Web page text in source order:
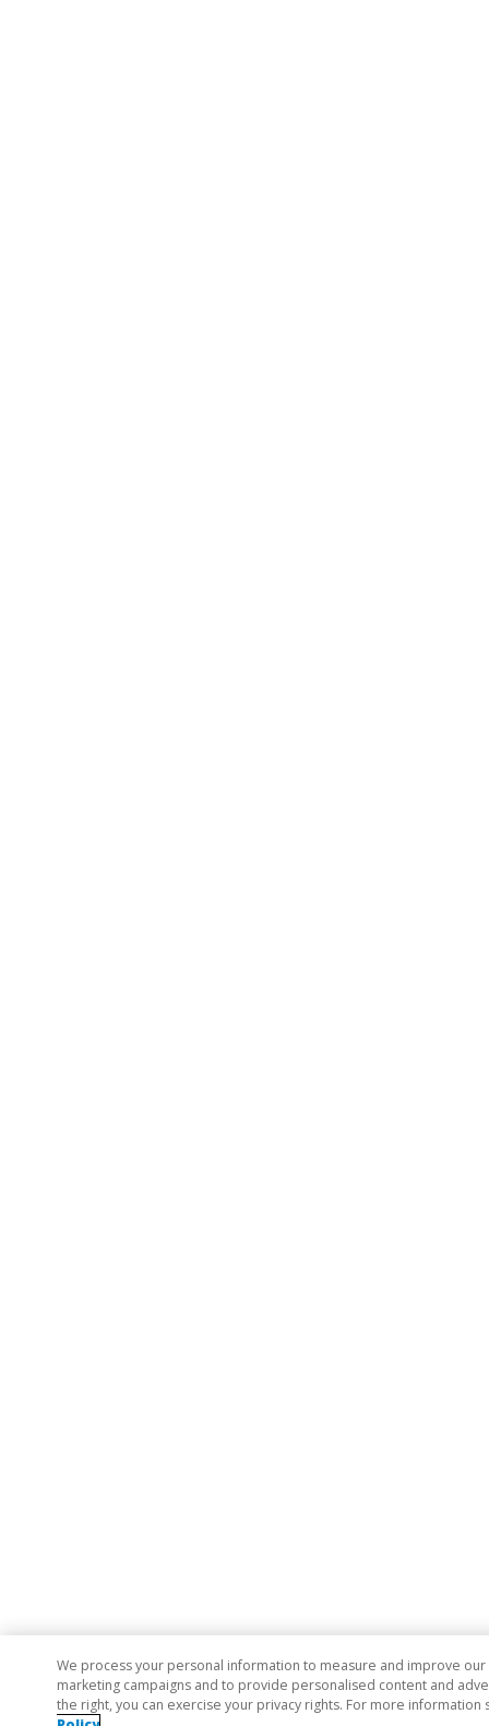
We process your personal information to measure and improve our
marketing campaigns and to provide personalised content and
the right, you can exercise your privacy rights. For more information